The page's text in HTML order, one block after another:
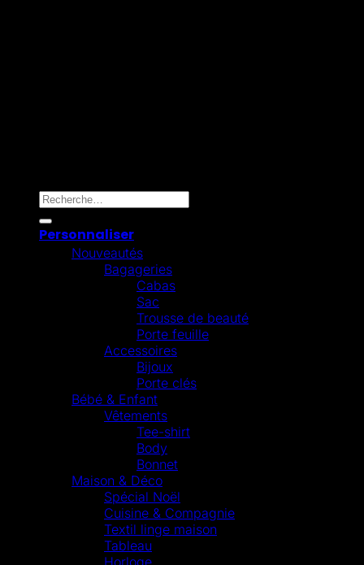
Personnaliser
Nouveautés
Bagageries
Cabas
Sac
Trousse de beauté
Porte feuille
Accessoires
Bijoux
Porte clés
Bébé & Enfant
Vêtements
Tee-shirt
Body
Bonnet
Maison & Déco
Spécial Noël
Cuisine & Compagnie
Textil linge maison
Tableau
Horloge